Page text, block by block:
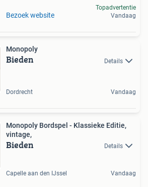
Bezoek website
Topadvertentie
Vandaag
Monopoly
Bieden Details
Dordrecht Vandaag
Monopoly Bordspel - Klassieke Editie,
vintage,
Bieden Details
Capelle aan den IJssel Vandaag